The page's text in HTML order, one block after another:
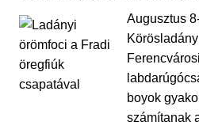
Augusztus
boyok
számítanak